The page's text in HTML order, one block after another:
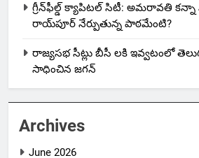
గ్రీన్‌ఫీల్డ్ క్యాపిటల్ సిటీ: అమరావతి కన్నా
రాయ్‌పూర్ నేర్పుతున్న పాఠమేంటి?
రాజ్యసభ సీట్లు బీసీ లకి ఇవ్వటంలో
సాధించిన జగన్
Archives
June 2026